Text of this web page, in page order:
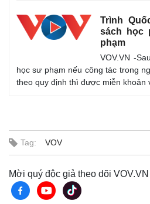
Trình
sách học
phạm
VOV.VN -
học sư phạm nếu công tác trong
theo quy định thì được miễn khoản
Tag: VOV
Mời quý độc giả theo dõi VOV.VN